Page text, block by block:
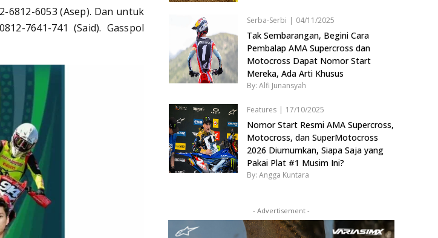
6812-6053 (Asep). Dan untuk
7641-741 (Said). Gasspol
Serba-Serbi | 04/11/2025
Tak Sembarangan, Begini Cara
Pembalap AMA Supercross dan
Motocross Dapat Nomor Start
Mereka, Ada Arti Khusus
By: Alfi Junansyah
Features | 17/10/2025
Nomor Start Resmi AMA Supercross,
Motocross, dan SuperMotocross
2026 Diumumkan, Siapa Saja yang
Pakai Plat #1 Musim Ini?
By: Angga Kuntara
- Advertisement -